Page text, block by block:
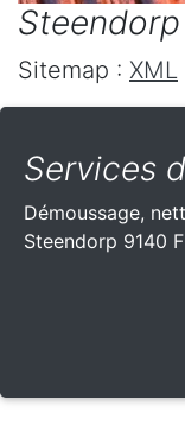
Steendorp
Sitemap : XML
Services
Démoussage,
Steendorp 9140